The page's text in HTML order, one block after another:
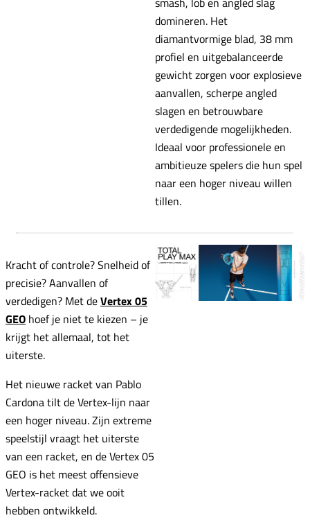
domineren. Het
diamantvormige blad, 38 mm
profiel en uitgebalanceerde
gewicht zorgen voor explosieve
aanvallen, scherpe angled
slagen en betrouwbare
verdedigende mogelijkheden.
Ideaal voor professionele en
ambitieuze spelers die hun spel
naar een hoger niveau willen
tillen.
Kracht of controle? Snelheid of
precisie? Aanvallen of
verdedigen? Met deVertex 05
GEO hoef je niet te kiezen – je
krijgt het allemaal, tot het
uiterste.
Het nieuwe racket van Pablo
Cardona tilt de Vertex-lijn naar
een hoger niveau. Zijn extreme
speelstijl vraagt het uiterste
van een racket, en de Vertex 05
GEO is het meest offensieve
Vertex-racket dat we ooit
hebben ontwikkeld.